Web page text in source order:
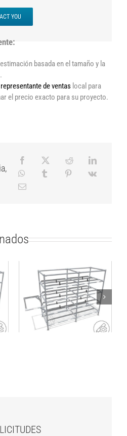
YOU
basada en el tamaño y la
representante de ventas local para
el precio exacto para su proyecto.
Rack para SLC
estándar o cajas de
cartón